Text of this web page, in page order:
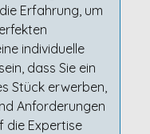
Erfahrung, um
individuelle
dass Sie ein
Stück erwerben,
Anforderungen
die Expertise